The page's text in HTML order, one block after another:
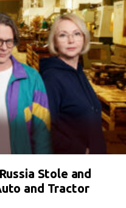
Stole and
and Tractor